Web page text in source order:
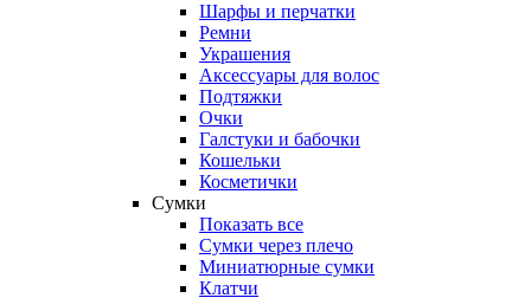
Шарфы и перчатки
Ремни
Украшения
Аксессуары для волос
Подтяжки
Очки
Галстуки и бабочки
Кошельки
Косметички
Сумки
Показать все
Сумки через плечо
Миниатюрные cумки
Клатчи